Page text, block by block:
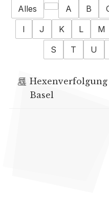
Alles A B
I
J K L M
S
T U
Basel